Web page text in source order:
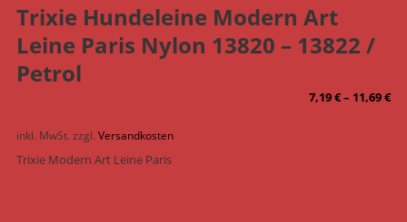
Trixie Hundeleine Modern Art
Leine Paris Nylon 13820 – 13822 /
Petrol
7,19€– 11,69€
inkl. MwSt. zzgl. Versandkosten
Trixie Modern Art Leine Paris